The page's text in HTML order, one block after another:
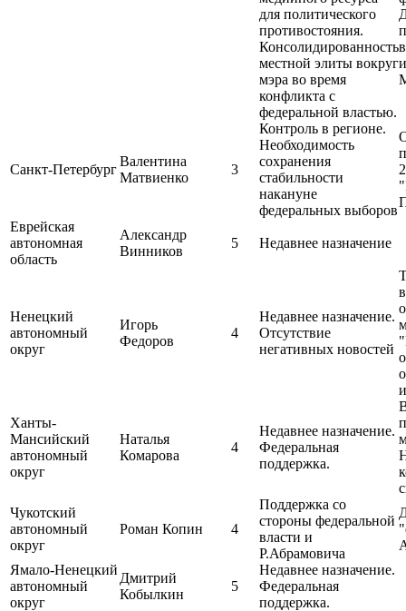
для политического
противостояния.
Консолидированность
местной элиты вокруг
мэра во время
конфликта с
федеральной властью.
Санкт-Петербург
Валентина
Матвиенко
3
Контроль в регионе.
Необходимость
сохранения
стабильности
накануне
федеральных выборов
Еврейская
автономная
область
Александр
Винников
5 Недавнее назначение
Ненецкий
автономный
округ
Игорь
Федоров
4
Недавнее назначение.
Отсутствие
негативных новостей
Ханты-
Мансийский
автономный
округ
Наталья
Комарова
4
Недавнее назначение.
Федеральная
поддержка.
Чукотский
автономный
округ
Роман Копин 4
Поддержка со
стороны федеральной
власти и
Р.Абрамовича
Ямало-Ненецкий
автономный
округ
Дмитрий
Кобылкин
5
Недавнее назначение.
Федеральная
поддержка.